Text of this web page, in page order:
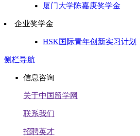
厦门大学陈嘉庚奖学金
企业奖学金
HSK国际青年创新实习计划
侧栏导航
信息咨询
关于中国留学网
联系我们
招聘英才